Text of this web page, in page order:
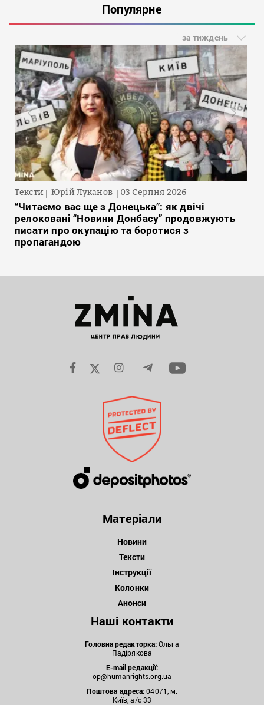
Популярне
за тиждень
Тексти Юрій Луканов 03 Серпня 2026
“Читаємо вас ще з Донецька”: як двічі
релоковані “Новини Донбасу” продовжують
писати про окупацію та боротися з
пропагандою
Матеріали
Новини
Тексти
Інструкції
Колонки
Анонси
Наші контакти
Головна редакторка:Ольга
Падірякова
E-mail редакції:
op@humanrights.org.ua
Поштова адреса:04071, м.
Київ, а/с 33